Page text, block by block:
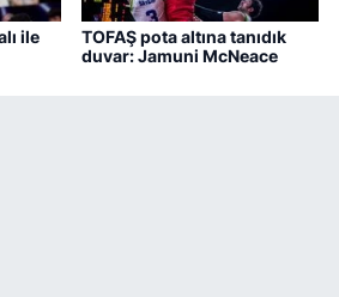
ile
TOFAŞ pota altına tanıdık
duvar: Jamuni McNeace